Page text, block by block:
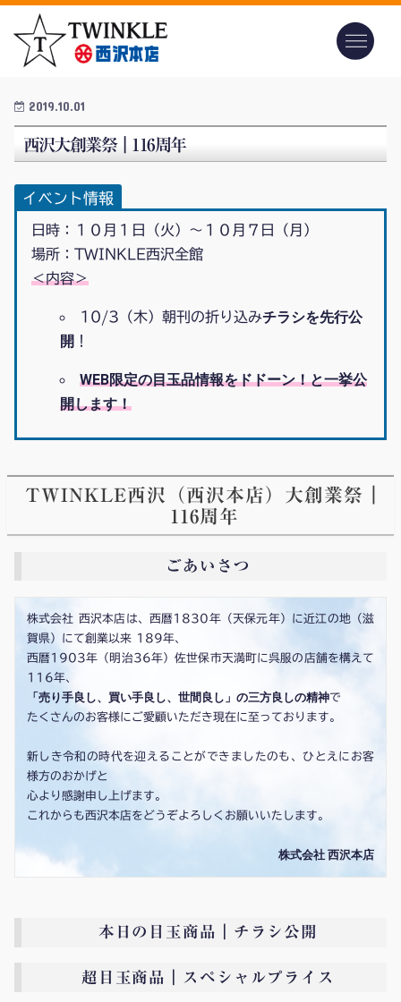
2019.10.01
西沢大創業祭｜116周年
イベント情報
日時：１０月１日（火）～１０月７日（月）
場所：TWINKLE西沢全館
＜内容＞
10/3（木）朝刊の折り込みチラシを先行公
開 ！
WEB限定の目玉品情報をドドーン！と一挙公
開します！
TWINKLE西沢（西沢本店）大創業祭｜
116周年
ごあいさつ
株式会社 西沢本店は、西暦1830年（天保元年）に近江の地（滋
賀県）にて創業以来 189年、
西暦1903年（明治36年）佐世保市天満町に呉服の店舗を構えて
116年、
「売り手良し、買い手良し、世間良し」の三方良しの精神で
たくさんのお客様にご愛顧いただき現在に至っております。
新しき令和の時代を迎えることができましたのも、ひとえにお客
様方のおかげと
心より感謝申し上げます。
これからも西沢本店をどうぞよろしくお願いいたします。
株式会社 西沢本店
本日の目玉商品｜チラシ公開
超目玉商品｜スペシャルプライス